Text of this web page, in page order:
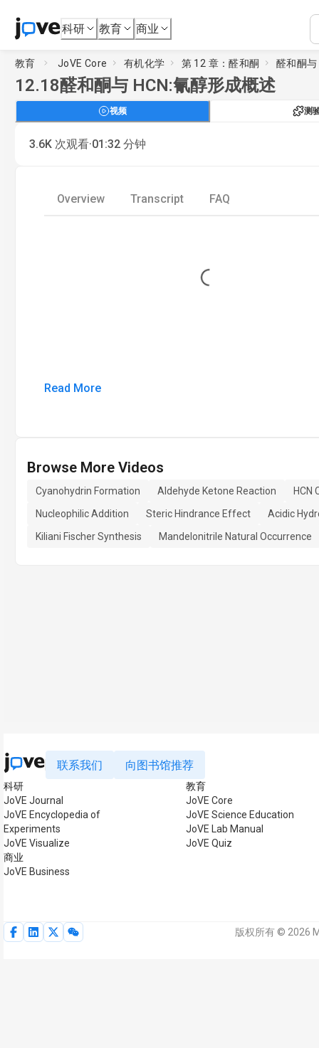
科研 教育 商业
教育 JoVE Core 有机化学 第 12 章：醛和酮 醛和酮与
12.18醛和酮与 HCN:氰醇形成概述
视频 测
3.6K 次观看·01:32 分钟
Overview Transcript FAQ
Loading...
Read More
Browse More Videos
Cyanohydrin Formation Aldehyde Ketone Reaction
HCN
Nucleophilic Addition
Steric Hindrance Effect
Acidic
Kiliani Fischer Synthesis
Mandelonitrile Natural Occurrence
联系我们 向图书馆推荐
科研
JoVE Journal
JoVE Encyclopedia of
Experiments
JoVE Visualize
商业
JoVE Business
教育
JoVE Core
JoVE Science Education
JoVE Lab Manual
JoVE Quiz
版权所有 © 2026